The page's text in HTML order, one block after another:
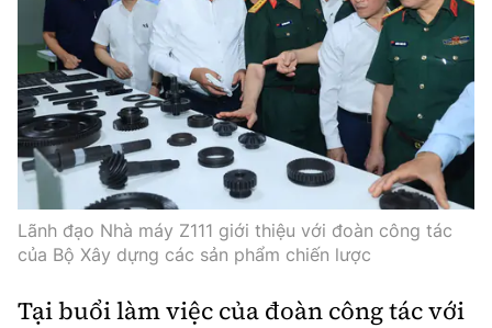
Lãnh đạo Nhà máy Z111 giới thiệu với đoàn công tác
của Bộ Xây dựng các sản phẩm chiến lược
Tại buổi làm việc của đoàn công tác với